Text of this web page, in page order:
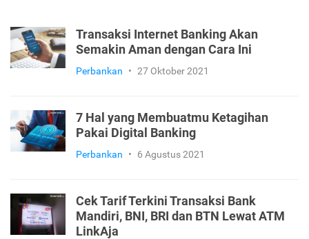
Transaksi Internet Banking Akan
Semakin Aman dengan Cara Ini
Perbankan • 27 Oktober 2021
7 Hal yang Membuatmu Ketagihan
Pakai Digital Banking
Perbankan • 6 Agustus 2021
Cek Tarif Terkini Transaksi Bank
Mandiri, BNI, BRI dan BTN Lewat ATM
LinkAja